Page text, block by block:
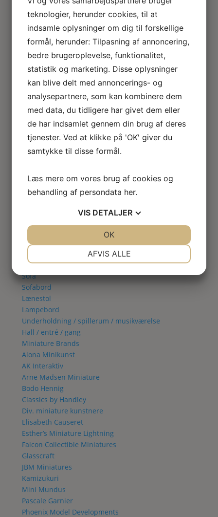
Loftlamper
Lysekroner
Gulvlamper
Udendørslamper
LED lamper
Roseline miniaturelamper
Lampe KIT
El tilbehør
Miniature rum
Café
Badeværelse
Bibliotek / kontor / arbejdsværelse
Børneværelse
Legetøj
Soveværelse
Natbord
Vitrineskab
Spisebord
Stue
Sofa
Sofabord
Lænestol
Lampebord
Underholdning / spillerum / musikværelse
Hall / entré / gang
Miniature Brands
Alona Minikunst
AK Interaktiv
Arne Madsen Miniature
Bodo Hennig
Classics by Handley
Div. miniature kunstnere
Elisabeth Causeret
Esther’s Miniature Lightning
Falcon Collectible Miniatures
Glasscraft
JBM Miniatures
Kamizukuri
Mini Mundus
Pascale Garnier
Phoenix Model Developments
teknologier, herunder cookies, til at
indsamle oplysninger om dig til forskellige
formål, herunder: Tilpasning af annoncering,
bedre brugeroplevelse, funktionalitet,
statistik og marketing. Disse oplysninger
kan blive delt med annoncerings- og
analysepartnere, som kan kombinere dem
med data, du tidligere har givet dem eller
de har indsamlet gennem din brug af deres
tjenester. Ved at klikke på 'OK' giver du
samtykke til disse formål.
Læs mere om vores brug af cookies og
behandling af persondata her.
VIS DETALJER
AFVIS ALLE
OK